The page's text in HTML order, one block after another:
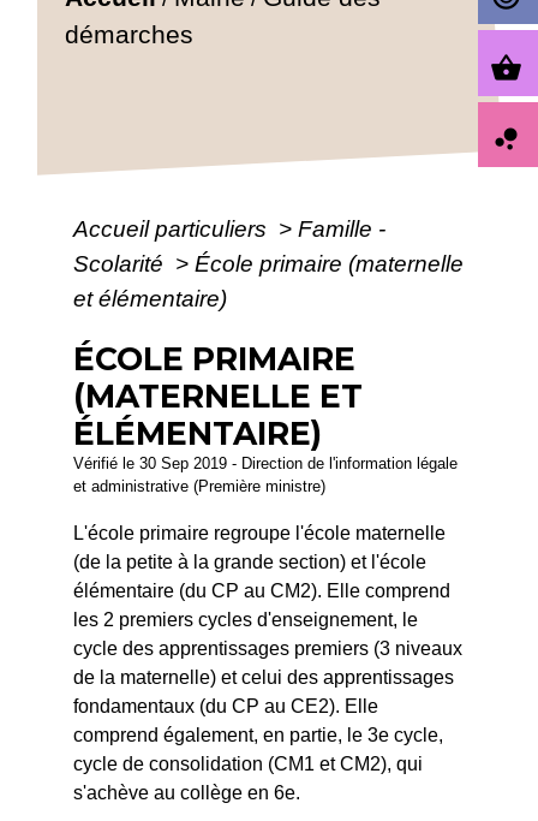
démarches
Accueil particuliers > Famille -
Scolarité > École primaire (maternelle
et élémentaire)
ÉCOLE PRIMAIRE
(MATERNELLE ET
ÉLÉMENTAIRE)
Vérifié le 30 Sep 2019 - Direction de l'information légale
et administrative (Première ministre)
L'école primaire regroupe l'école maternelle
(de la petite à la grande section) et l'école
élémentaire (du CP au CM2). Elle comprend
les 2 premiers cycles d'enseignement, le
cycle des apprentissages premiers (3 niveaux
de la maternelle) et celui des apprentissages
fondamentaux (du CP au CE2). Elle
comprend également, en partie, le 3e cycle,
cycle de consolidation (CM1 et CM2), qui
s'achève au collège en 6e.
shopping_basket
bubble_chart